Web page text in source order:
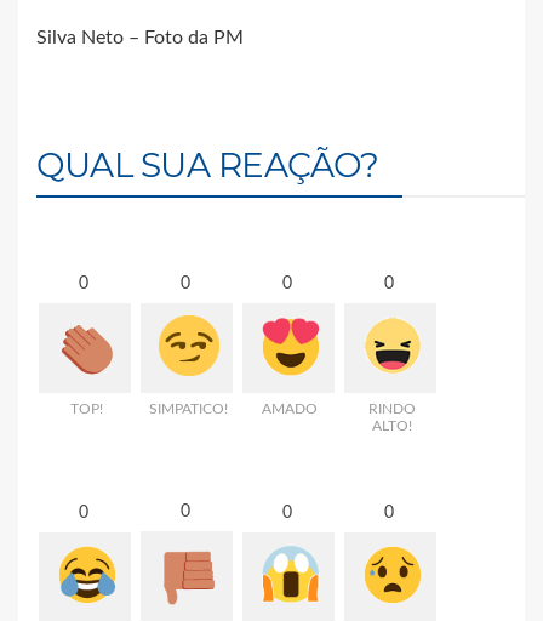
Silva Neto – Foto da PM
QUAL SUA REAÇÃO?
0
TOP!
0
SIMPATICO!
0
AMADO
0
RINDO
ALTO!
0 0 0 0